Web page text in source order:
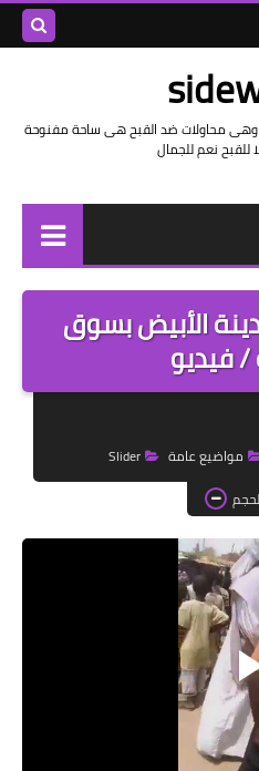
محاولات ضد القبح هى ساحة مفنوحة
نعم للجمال
توثيق وتاريخ
بيانات
تقارير
خواطر بالفصحى
خواطر قصصية
صور
علوم وبحوث
فيديو
مجرد راى
منوعات
الأبيض بسوق
فيديو
مواضيع عامة
Slider